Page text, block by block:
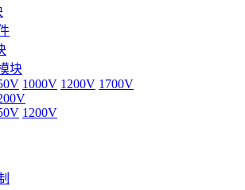
块
1000V 1200V 1700V
1200V